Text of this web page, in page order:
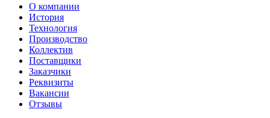
О компании
История
Технология
Производство
Коллектив
Поставщики
Заказчики
Реквизиты
Вакансии
Отзывы